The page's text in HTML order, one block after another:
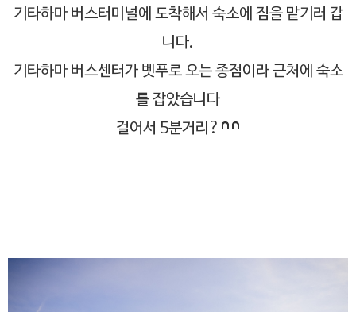
기타하마 버스터미널에 도착해서 숙소에 짐을 맡기러 갑
니다.
기타하마 버스센터가 벳푸로 오는 종점이라 근처에 숙소
를 잡았습니다
걸어서 5분거리?^^